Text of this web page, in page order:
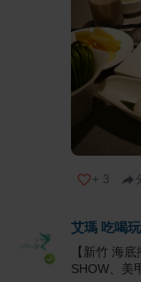
+ 3
艾瑪 吃喝
【新竹 海
SHOW、美